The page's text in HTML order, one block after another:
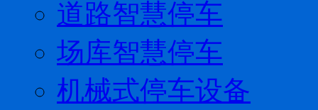
道路智慧停车
场库智慧停车
机械式停车设备